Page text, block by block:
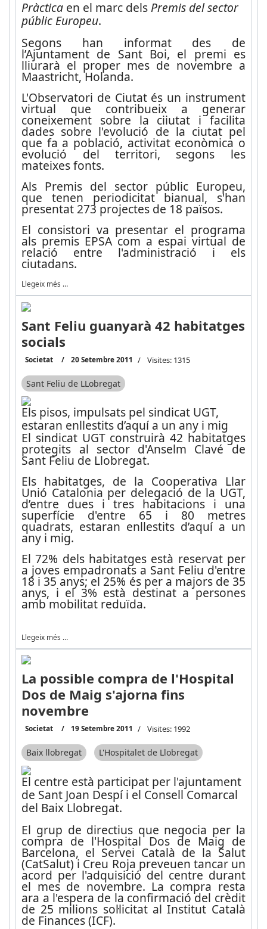
Pràctica en el marc delsPremis del sector
públic Europeu.
Segons han informat des de
l’Ajuntament de Sant Boi, el premi es
lliurarà el proper mes de novembre a
Maastricht, Holanda.
L'Observatori de Ciutat és un instrument
virtual que contribueix a generar
coneixement sobre la ciiutat i facilita
dades sobre l'evolució de la ciutat pel
que fa a població, activitat econòmica o
evolució del territori, segons les
mateixes fonts.
Als Premis del sector públic Europeu,
que tenen periodicitat bianual, s'han
presentat 273 projectes de 18 països.
El consistori va presentar el programa
als premis EPSA com a espai virtual de
relació entre l'administració i els
ciutadans.
Llegeix més …
Sant Feliu guanyarà 42 habitatges
socials
Societat 20 Setembre 2011 Visites: 1315
Sant Feliu de LLobregat
Els pisos, impulsats pel sindicat UGT,
estaran enllestits d’aquí a un any i mig
El sindicat UGT construirà 42 habitatges
protegits al sector d'Anselm Clavé de
Sant Feliu de Llobregat.
Els habitatges, de la Cooperativa Llar
Unió Catalonia per delegació de la UGT,
d’entre dues i tres habitacions i una
superfície d'entre 65 i 80 metres
quadrats, estaran enllestits d’aquí a un
any i mig.
El 72% dels habitatges està reservat per
a joves empadronats a Sant Feliu d'entre
18 i 35 anys; el 25% és per a majors de 35
anys, i el 3% està destinat a persones
amb mobilitat reduïda.
Llegeix més …
La possible compra de l'Hospital
Dos de Maig s'ajorna fins
novembre
Societat 19 Setembre 2011 Visites: 1992
Baix llobregat L'Hospitalet de Llobregat
El centre està participat per l'ajuntament
de Sant Joan Despí i el Consell Comarcal
del Baix Llobregat.
El grup de directius que negocia per la
compra de l'Hospital Dos de Maig de
Barcelona, el Servei Català de la Salut
(CatSalut) i Creu Roja preveuen tancar un
acord per l'adquisició del centre durant
el mes de novembre. La compra resta
ara a l'espera de la confirmació del crèdit
de 25 milions sol·licitat al Institut Català
de Finances (ICF).